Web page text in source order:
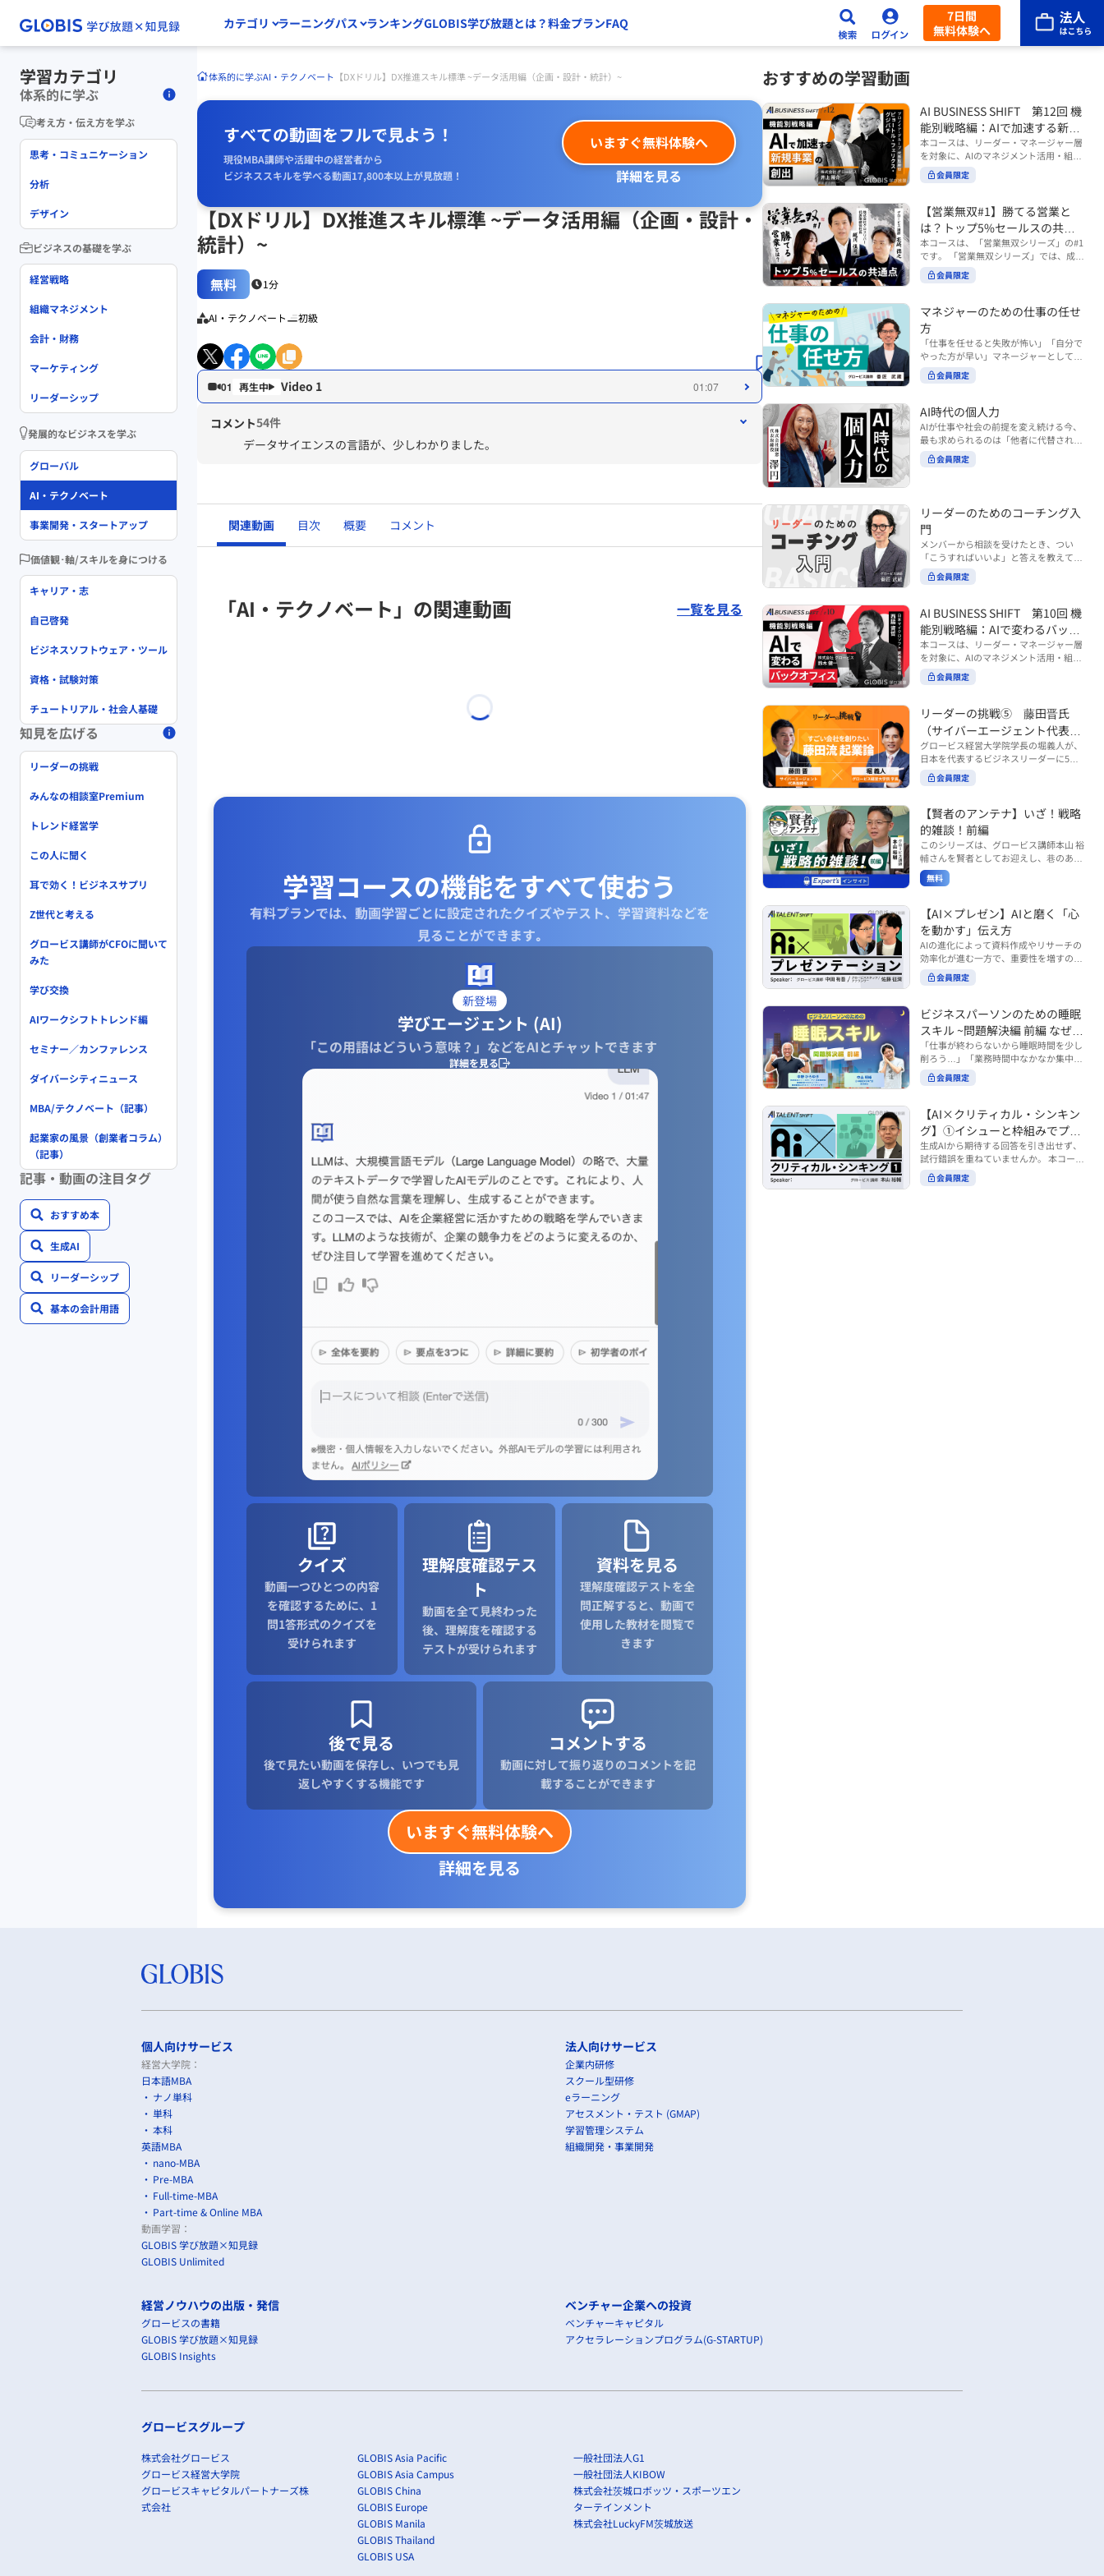
カテゴリ ラーニングパス ランキングGLOBIS学び放題とは？料金プランFAQ
7日間
無料体験へ
体系的に学ぶAI・テクノベート 【DXドリル】DX推進スキル標準 ~データ活用編（企画・設計・統計）~
すべての動画をフルで見よう！
現役MBA講師や活躍中の経営者から
ビジネススキルを学べる動画17,800本以上が見放題！
いますぐ無料体験へ
詳細を見る
【DXドリル】DX推進スキル標準 ~データ活用編（企画・設計・
統計）~
無料 1分
AI・テクノベート 初級
01 Video 1 01:07
コメント54件
データサイエンスの言語が、少しわかりました。
関連動画 目次 概要 コメント
「AI・テクノベート」の関連動画 一覧を見る
学習コースの機能をすべて使おう
有料プランでは、動画学習ごとに設定されたクイズやテスト、学習資料などを
見ることができます｡
新登場
学びエージェント (AI)
「この用語はどういう意味？」などをAIとチャットできます
詳細を見る
クイズ
動画一つひとつの内容
を確認するために、1
問1答形式のクイズを
受けられます
理解度確認テス
ト
動画を全て見終わった
後、理解度を確認する
テストが受けられます
資料を見る
理解度確認テストを全
問正解すると、動画で
使用した教材を閲覧で
きます
後で見る
後で見たい動画を保存し、いつでも見
返しやすくする機能です
コメントする
動画に対して振り返りのコメントを記
載することができます
いますぐ無料体験へ
詳細を見る
おすすめの学習動画
AI BUSINESS SHIFT 第12回 機
能別戦略編：AIで加速する新規
事業の創出
本コースは、リーダー・マネージャー層
を対象に、AIのマネジメント活用・組織
活用を体系的に学ぶ 『AI BUSINESS SHI
FTシリーズ（全12回）』の第12回で
る新規事業の創出」では、新規事業やス
タートアップを取り巻く環境がどのよう
に変化しているのかを俯瞰し、新たな価
値創造と非連続な成長を生み出すため
に、AI時代における事業機会の捉え方
や、成功確率を高めるための考え方につ
携わるリーダー・マネージャーの方 ・AI
を活用して事業創出のスピードや成功確
率を高めたい方 ・AI時代における新規事
業リーダーの役割やマインドセットを学
びたい方 ■AIシフトシリーズとは？ 『AI
BUSINESS SHIFTシリーズ』は以下の3
す。（順次公開） https://unlimited.glo
bis.co.jp/ja/tags/AI%E3%83%93%E3%8
2%B8%E3%83%8D%E3%82%B9%E3%
82%B7%E3%83%95%E3%83%88 ・基
礎編（第1回〜3回）：リーダーやマネー
のリーダーシップや組織変革を中心に学
ぶコース ・機能別戦略編（第8回〜12
回）：AI時代における機能別での戦略の
あり方を中心に学ぶコース より実践的な
AIツールの活用法について学びたい方は
『AI WORK SHIFTシリーズ』をご視聴く
3%BC%E3%82%AF%E3%82%B7%E3%
83%95%E3%83%88 ※本コースは、AIの
マネジメント活用を学ぶ「AIビジネスシ
フト」シリーズの一環として提供してい
ます。 ※本動画は、制作時点の情報に基
づき作成したものです（2026年03月制
会員限定
【営業無双#1】勝てる営業と
は？トップ5%セールスの共通
点
本コースは、「営業無双シリーズ」の#1
です。 「営業無双シリーズ」では、成約
率アップに向けて、お客様に選ばれ続け
る無双の営業になるための実践的な考え
（#2以降は順次公開） 本コースでは、
「勝てる営業とは？トップ5%セールス
の共通点」をテーマに BtoBでお客様に
選ばれる営業の役割 トップ5％のセール
スに共通する行動や考え方 成果につなが
る実践的なポイント などを解説します。
◾️こんな方におすすめ 提案しても顧客に
が多い方 顧客の本当の課題や決裁者の判
断基準をつかみきれず、案件が前に進ま
ない方 再現性のある営業テクニックを身
につけたい方 ※本動画は、制作時点の情
報に基づき作成したものです（2026年7
会員限定
マネジャーのための仕事の任せ
方
「仕事を任せると失敗が怖い」「自分で
やった方が早い」マネージャーとしてメ
ンバーやチームの力を引き出しながら成
果を上げるには、どのように仕事を任せ
い時代において、マネージャーとして成
果を上げ続けるためには、メンバーの個
性や特性を理解し、それに合わせた効果
的な任せ方を身につけることが重要で
す。このコースでは、ソーシャルスタイ
し、自身のリーダーシップを発揮できる
ようになっていきます。 ※本動画は、制
作時点の情報に基づき作成したものです
（2024年12月制作）
会員限定
AI時代の個人力
AIが仕事や社会の前提を変え続ける今、
最も求められるのは「他者に代替されな
い個としての力」“個人力”です。 本コー
スでは、澤円氏の著書『個人力』をもと
ーマは、「Being（ありたい自分）」を
中心に据え、自ら考え（Think）、変化
し（Transform）、協働する（Collabor
ate）ことで、自分らしい価値を発揮し
ていくこと。 リスキリングやAI活用が叫
ばれる今こそ、スキルより先に“自分の
軸”を問うことが重要です。 あなたは何
か？ このコースは、あなたが“ありたい
自分”として生き、キャリアをデザイン
していくための思考と行動のガイドにな
ります。 ※本動画は、制作時点の情報に
基づき作成したものです（2025年11月
制作）
会員限定
リーダーのためのコーチング入
門
メンバーから相談を受けたとき、つい
「こうすればいいよ」と答えを教えてし
まう。 あるいは、「自分で考えてほし
い」と思うあまり、すべて任せきりにし
つつ、自律的に仕事を進めてもらうため
にはどうすればよいのか。 こうした悩み
に直面するリーダー・マネージャーの方
は多いのではないでしょうか。 変化が激
しく、正解のない現代においては、指示
や助言にとどまらず、メンバーの思考を
引き出し、自律的な行動を促す「コーチ
す。 本コースでは、基礎的なコーチング
の考え方を押さえたうえで、実際の職場
で起こりがちな事例をもとに、相手の思
考と行動を引き出す関わり方を学びま
す。 また、代表的なコーチングのフレー
ムワークである「GROWモデル」を取り
の主体性を引き出していくのかを、わか
りやすく解説します。 メンバーとの対話
を、成長を促す機会へと変えていく。そ
の第一歩としておすすめのコースです。
コース内で紹介している「傾聴力」を深
めたい方は、こちらも合わせてご覧くだ
さい。 ・傾聴力 ~リーダーのための聴く
is.co.jp/ja/courses/fe285262/learn/step
s/59808 ・傾聴力 ~リーダーのための聴
く技術~（実践編） https://unlimited.gl
obis.co.jp/ja/courses/01d24a39/learn/s
teps/59813 ※本動画は、制作時点の情
報に基づき作成したものです（2026年6
月制作）
会員限定
AI BUSINESS SHIFT 第10回 機
能別戦略編：AIで変わるバック
オフィス
本コースは、リーダー・マネージャー層
を対象に、AIのマネジメント活用・組織
活用を体系的に学ぶ 『AI BUSINESS SHI
FTシリーズ（全12回）』の第10回で
バックオフィス」では、人事・総務・労
務・経理・情報システムなどのバックオ
フィス領域において、定型業務の自動化
や効率化といった現場レベルのAI活用だ
けでなく、いかにして経営や戦略に貢献
する存在へと進化していくのかについて
考えを深め、学んでいきます。 ■こんな
理・情シスなど、バックオフィス部門を
率いるリーダー・マネージャーの方 ・バ
ックオフィス業務へのAI活用やDX推進を
担っている方 ・AI時代におけるバックオ
フィスの役割や戦略のあり方を考えたい
方 ■AIシフトシリーズとは？ 『AI BUSI
で設計された全12回のシリーズです。
（順次公開） https://unlimited.globis.c
o.jp/ja/tags/AI%E3%83%93%E3%82%B
8%E3%83%8D%E3%82%B9%E3%82%
B7%E3%83%95%E3%83%88 ・基礎編
（第1回〜3回）：リーダーやマネージャ
ーに求められる、AI時代の基礎的なリテ
ジメント編（第4回〜7回）：AI時代のリ
ーダーシップや組織変革を中心に学ぶコ
ース ・機能別戦略編（第8回〜12回）：
AI時代における機能別での戦略のあり方
を中心に学ぶコース より実践的なAIツー
ルの活用法について学びたい方は『AI W
earch?tag=AI%E3%83%AF%E3%83%B
C%E3%82%AF%E3%82%B7%E3%83%
95%E3%83%88 ※本コースは、AIのマネ
ジメント活用を学ぶ「AIビジネスシフ
ト」シリーズの一環として提供していま
す。 ※本動画は、制作時点の情報に基づ
会員限定
リーダーの挑戦⑤ 藤田晋氏
（サイバーエージェント代表取
締役）
グロービス経営大学院学長の堀義人が、
日本を代表するビジネスリーダーに5つ
の質問（能力開発／挑戦／試練／仲間／
志）を投げかけ、その人生哲学を解き明
ーエージェント代表取締役の藤田晋氏。
起業の理由、経営をどうやって学んだ
か、アメーバブログ・ABEMAの立ち上
げ、経営チームづくりについてなど聞い
ていきます。（肩書きは2020年12月11
日撮影当時のもの） 藤田 晋 サイバー
ス・キャピタル・パートナーズ 代表パ
ートナー
会員限定
【賢者のアンテナ】いざ！戦略
的雑談！前編
このシリーズは、グロービス講師本山 裕
輔さんを賢者としてお迎えし、巷のあり
とあらゆるものを独自の視点で紐解き、
皆様の学びの意欲を刺激するコンテンツ
期配信されます。 取り上げて欲しいご質
問やテーマ、感想を随時受け付けていま
す。 グーグルフォーム（https://forms.g
le/qqoBYuRUmUYz4scC6） または グ
ロ放題編集部員のX（https://x.com/mai
rakobayashi） まで、ぜひご要望をお
6月制作）
無料
【AI×プレゼン】AIと磨く「心
を動かす」伝え方
AIの進化によって資料作成やリサーチの
効率化が進む一方で、重要性を増すのが
「伝える力」です。本コースでは、AI時
代のプレゼンに求められるデリバリース
を客観的に評価し、改善できるAI活用法
も紹介。大事な場面で「心を動かす」プ
レゼンをしたい方におすすめです。関連
コース「プレゼンテーションスキル」も
併せてご覧ください。 ▼プレゼン動画分
析プロンプト（辛口） https://hodai.glo
bis.co.jp/learning_documents/6f976cd
ル https://unlimited.globis.co.jp/ja/co
urses/598f3254/ ※本コースは、AI時代
のビジネススキルを学ぶ「AIタレントシ
フト」シリーズの一環として提供してい
ます。 https://unlimited.globis.co.jp/j
a/tags/AI%E3%82%BF%E3%83%AC%E
会員限定
ビジネスパーソンのための睡眠
スキル ~問題解決編 前編 なぜ眠
れないのか？~
「仕事が終わらないから睡眠時間を少し
削ろう…」「業務時間中なかなか集中で
きない…」「毎日朝起きるのがつら
い…」。 あなたはこのような経験をした
トの時間をやりくりするために、真っ先
に削りがちなのが「睡眠」時間。 実は
今、日本社会は世界と比較して「最も眠
らない国」だということもわかってきて
います。 慢性的な睡眠不足は、心身の健
康に悪影響なだけでなく、仕事のパフォ
ーマンスにも当然大きな影響を与え、社
会員限定
【AI×クリティカル・シンキン
グ】①イシューと枠組みでプロ
ンプトを磨く
生成AIから期待する回答を引き出せず、
試行錯誤を重ねていませんか。 本コース
では、生成AI活用の質を高める鍵とし
て、クリティカル・シンキングの視点か
会員限定
学習カテゴリ
体系的に学ぶ
考え方・伝え方を学ぶ
思考・コミュニケーション
分析
デザイン
ビジネスの基礎を学ぶ
経営戦略
組織マネジメント
会計・財務
マーケティング
リーダーシップ
発展的なビジネスを学ぶ
グローバル
AI・テクノベート
事業開発・スタートアップ
価値観･軸/スキルを身につける
キャリア・志
自己啓発
ビジネスソフトウェア・ツール
資格・試験対策
チュートリアル・社会人基礎
知見を広げる
リーダーの挑戦
みんなの相談室Premium
トレンド経営学
この人に聞く
耳で効く！ビジネスサプリ
Z世代と考える
グロービス講師がCFOに聞いて
みた
学び交換
AIワークシフトトレンド編
セミナー／カンファレンス
ダイバーシティニュース
MBA/テクノベート（記事）
起業家の風景（創業者コラム）
（記事）
記事・動画の注目タグ
おすすめ本
生成AI
リーダーシップ
基本の会計用語
個人向けサービス
経営大学院：
日本語MBA
ナノ単科
単科
本科
英語MBA
nano-MBA
Pre-MBA
Full-time-MBA
Part-time & Online MBA
動画学習：
GLOBIS 学び放題×知見録
GLOBIS Unlimited
法人向けサービス
企業内研修
スクール型研修
eラーニング
アセスメント・テスト (GMAP)
学習管理システム
組織開発・事業開発
経営ノウハウの出版・発信
グロービスの書籍
GLOBIS 学び放題×知見録
GLOBIS Insights
ベンチャー企業への投資
ベンチャーキャピタル
アクセラレーションプログラム(G-STARTUP)
グロービスグループ
株式会社グロービス
グロービス経営大学院
グロービスキャピタルパートナーズ株
式会社
GLOBIS Asia Pacific
GLOBIS Asia Campus
GLOBIS China
GLOBIS Europe
GLOBIS Manila
GLOBIS Thailand
GLOBIS USA
一般社団法人G1
一般社団法人KIBOW
株式会社茨城ロボッツ・スポーツエン
ターテインメント
株式会社LuckyFM茨城放送